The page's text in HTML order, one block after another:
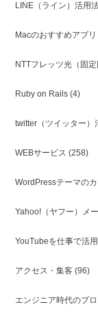
LINE（ライン）活用
Macのおすすめアプ
NTTフレッツ光（固
Ruby on Rails (4)
twitter（ツイッター）
WEBサービス (258)
WordPressテーマの
Yahoo!（ヤフー）メ
YouTubeを仕事で活
アクセス・集客 (96)
エンジニア時代のプ